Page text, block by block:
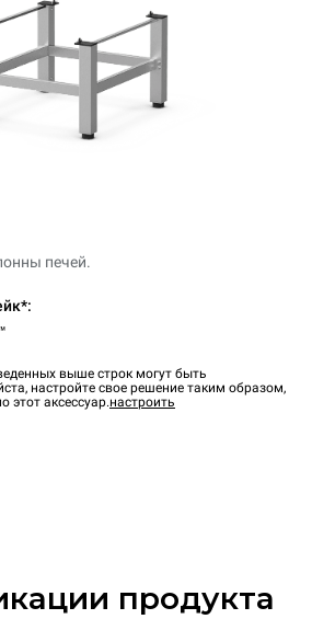
печей.
выше строк могут быть
настройте свое решение таким образом,
этот аксессуар.настроить
продукта